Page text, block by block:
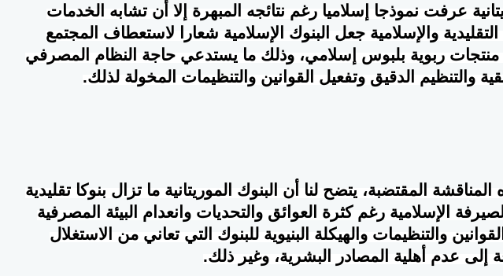
عرفت نموذجا إسلاميا رغم نتائجه المبهرة إلا أن تشابه الخدمات
والإسلامية جعل البنوك الإسلامية شعارا لاستعطاف المجتمع
منتجات ربوية بلبوس إسلامي، وذلك ما يستدعي حاجة النظام المصرفي
والتنظيم الدقيق وتفعيل القوانين والتنظيمات المخولة لذلك.
المقتضبة، يتضح لنا أن البنوك الموريتانية ما تزال بنوكا تقليدية
الإسلامية رغم كثرة العوائق والتحديات وانعدام البيئة المصرفية
والتنظيمات والهيكلة البنيوية للبنوك التي تعاني من الاستغلال
إلى عدم أهلية المصادر البشرية، وغير ذلك.